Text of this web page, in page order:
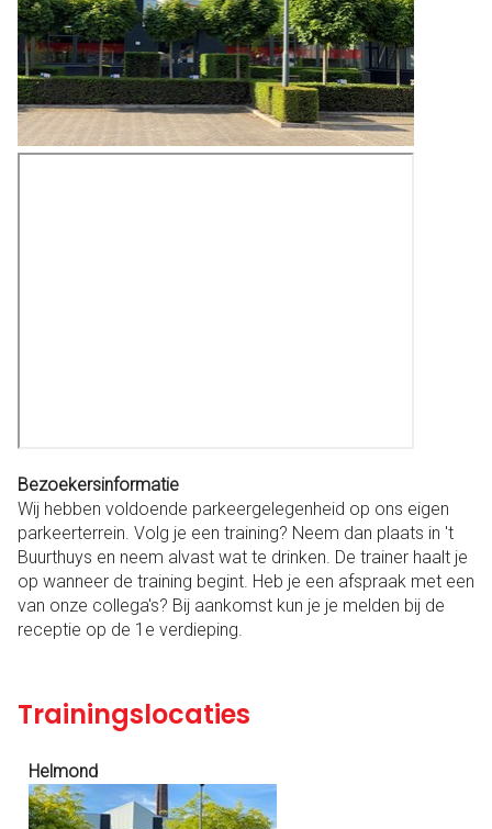
Bezoekersinformatie
Wij hebben voldoende parkeergelegenheid op ons eigen
parkeerterrein. Volg je een training? Neem dan plaats in 't
Buurthuys en neem alvast wat te drinken. De trainer haalt je
op wanneer de training begint. Heb je een afspraak met een
van onze collega's? Bij aankomst kun je je melden bij de
receptie op de 1e verdieping.
Trainingslocaties
Helmond